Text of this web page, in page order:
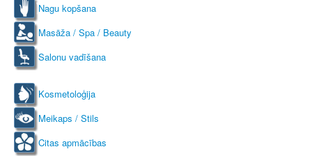
Nagu kopšana
Masāža / Spa / Beauty
Salonu vadīšana
Kosmetoloģija
Meikaps / Stils
Citas apmācības